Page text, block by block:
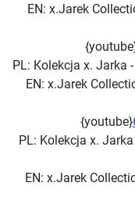
EN: x.Jarek
PL: Kolekcja x. Jarka
EN: x.Jarek
{youtube}
PL: Kolekcja x.
EN: x.Jarek